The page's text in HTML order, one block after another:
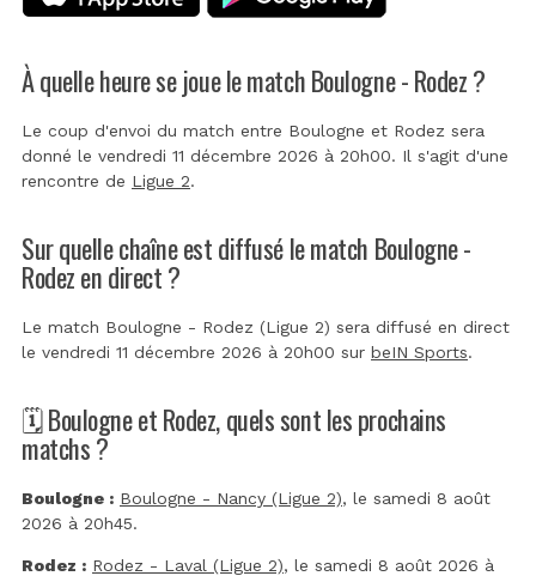
À quelle heure se joue le match Boulogne - Rodez ?
Le coup d'envoi du match entre Boulogne et Rodez sera
donné le vendredi 11 décembre 2026 à 20h00. Il s'agit d'une
rencontre de Ligue 2.
Sur quelle chaîne est diffusé le match Boulogne -
Rodez en direct ?
Le match Boulogne - Rodez (Ligue 2) sera diffusé en direct
le vendredi 11 décembre 2026 à 20h00 sur beIN Sports.
🗓️ Boulogne et Rodez, quels sont les prochains
matchs ?
Boulogne : Boulogne - Nancy (Ligue 2), le samedi 8 août
2026 à 20h45.
Rodez : Rodez - Laval (Ligue 2), le samedi 8 août 2026 à